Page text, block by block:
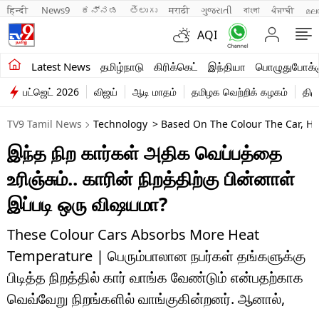
हिन्दी News9 ಕನ್ನಡ తెలుగు मराठी ગુજરાતી বাংলা ਪੰਜਾਬੀ
AQI
Latest News தமிழ்நாடு கிரிக்கெட் இந்தியா
சமீபத்திய செய்திகள்
தமிழ்நாடு
இந்தியா
உலகம்
விளையாட்டு
பொழுதுபோக்கு
லைஃப்ஸ்டைல்
வணிகம்
பட்ஜெட் 2026 விஜய் ஆடி மாதம் தமிழக வெற்றிக் கழகம்
TV9 Tamil News Technology > Based On The Colour The Car,
இந்த நிற கார்கள் அதிக வெப்பத்தை
உரிஞ்சும்.. காரின் நிறத்திற்கு பின்னாள்
இப்படி ஒரு விஷயமா?
These Colour Cars Absorbs More Heat
Temperature | பெரும்பாலான நபர்கள் தங்களுக்கு
பிடித்த நிறத்தில் கார் வாங்க வேண்டும் என்பதற்காக
வெவ்வேறு நிறங்களில் வாங்குகின்றனர். ஆனால்,